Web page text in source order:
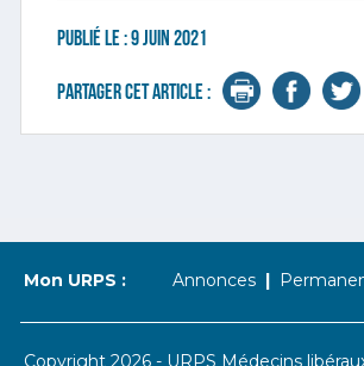
Publié le :9 juin 2021
Partager cet article :
Mon URPS : Annonces
Copyright 2026 - URPS Médecins